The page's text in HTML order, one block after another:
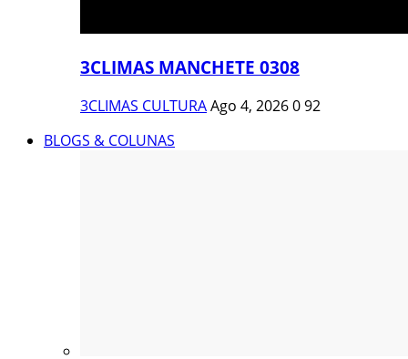
3CLIMAS MANCHETE 0308
3CLIMAS CULTURAAgo 4, 2026092
BLOGS & COLUNAS